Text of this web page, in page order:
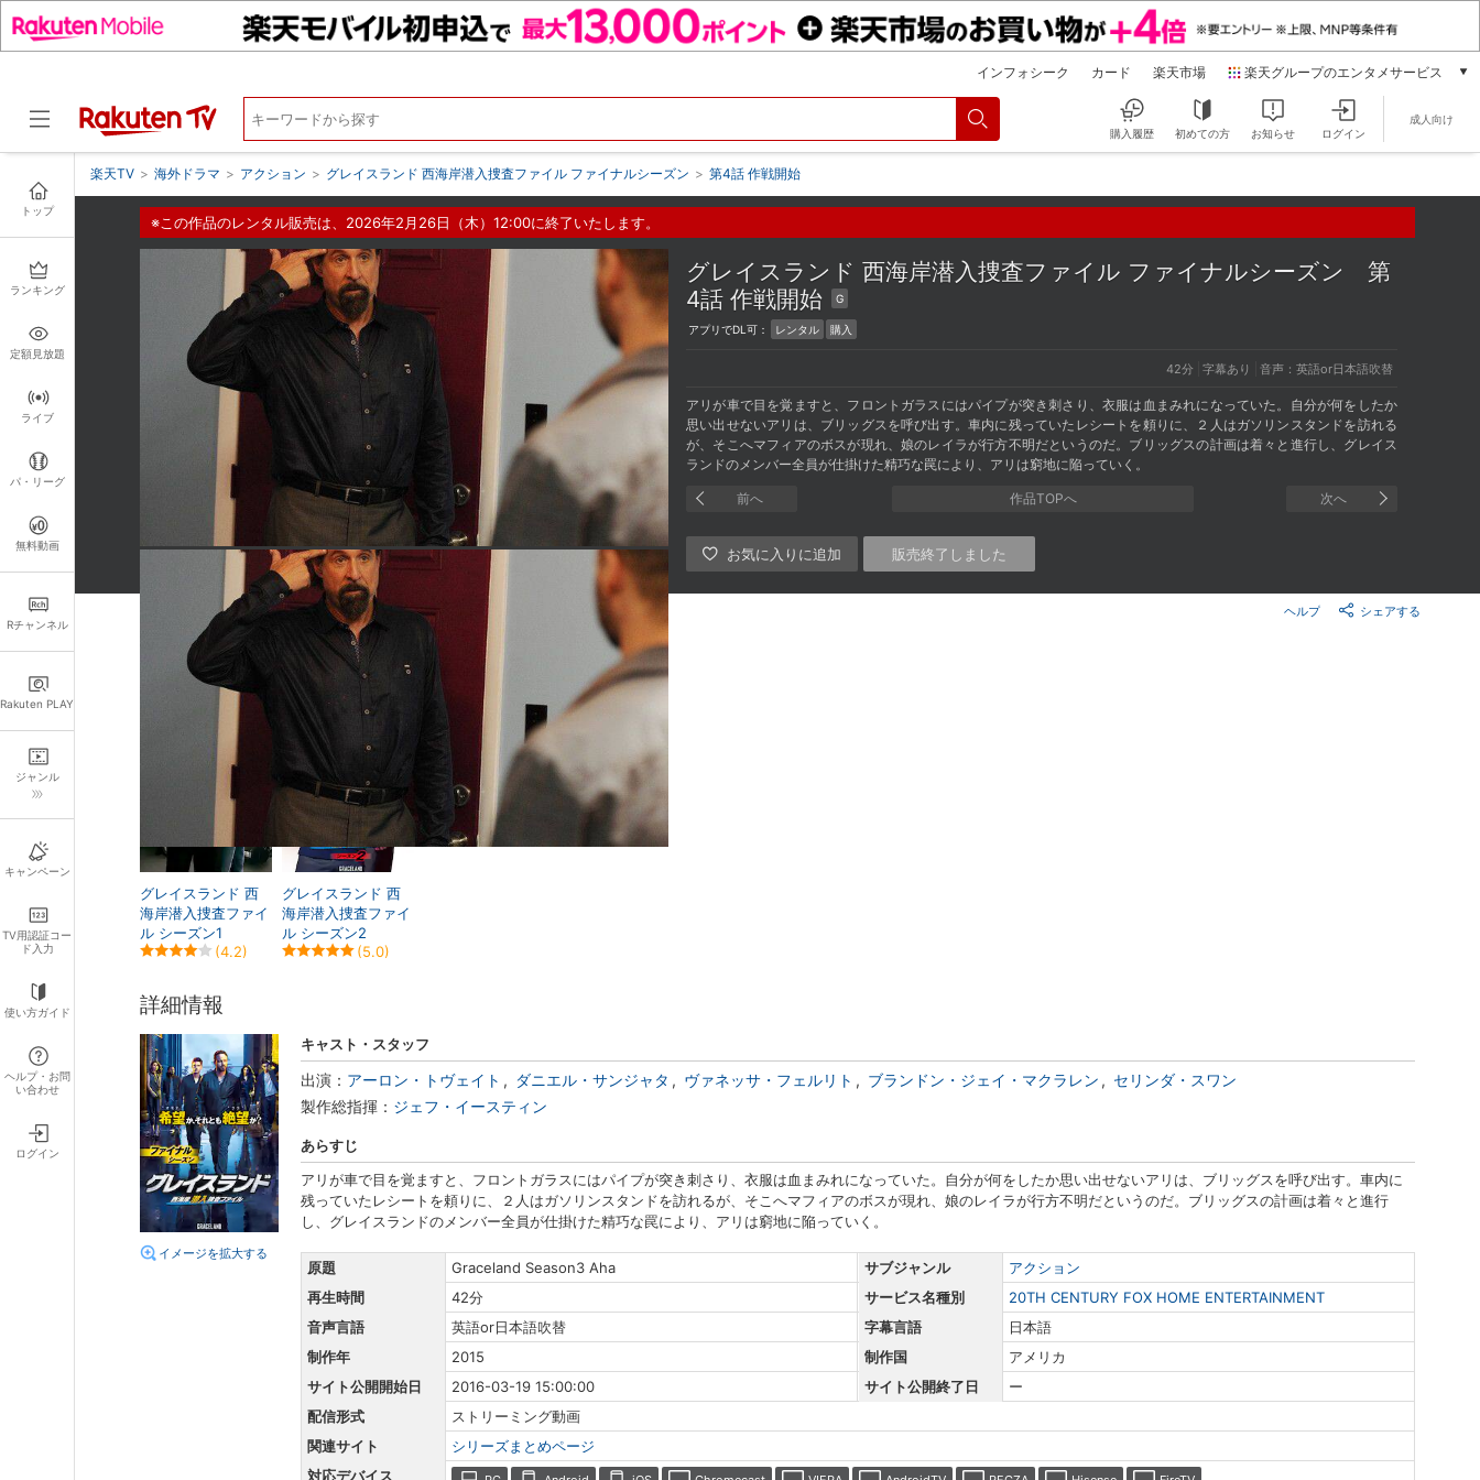
インフォシーク カード 楽天市場 楽天グループのエンタメサービス
本/ゲーム/CD/DVD
電子書籍
雑誌読み放題
楽天マガジン
動画配信
動画配信ガイド
無料テレビ
Rチャンネル
楽天チケット
購入履歴 初めての方 お知らせ ログイン
成人向け
トップ
ランキング
定額見放題
ライブ
パ・リーグ
無料動画
Rチャンネル
Rakuten PLAY
ジャンル
キャンペーン
TV用認証コー
ド入力
使い方ガイド
ヘルプ・お問
い合わせ
ログイン
楽天TV > 海外ドラマ > アクション > グレイスランド 西海岸潜入捜査ファイル ファイナルシーズン > 第4話 作戦開始
※この作品のレンタル販売は、2026年2月26日（木）12:00に終了いたします。
グレイスランド 西海岸潜入捜査ファイル ファイナルシーズン 第
4話 作戦開始
G
アプリでDL可： レンタル 購入
42分 字幕あり 音声：英語or日本語吹替
アリが車で目を覚ますと、フロントガラスにはパイプが突き刺さり、衣服は血まみれになっていた。自分が何をしたか
思い出せないアリは、ブリッグスを呼び出す。車内に残っていたレシートを頼りに、２人はガソリンスタンドを訪れる
が、そこへマフィアのボスが現れ、娘のレイラが行方不明だというのだ。ブリッグスの計画は着々と進行し、グレイス
ランドのメンバー全員が仕掛けた精巧な罠により、アリは窮地に陥っていく。
前へ 作品TOPへ 次へ
販売終了しました
シェアする
ヘルプ
関連作品
グレイスランド 西
海岸潜入捜査ファイ
ル シーズン1
(4.2)
グレイスランド 西
海岸潜入捜査ファイ
ル シーズン2
(5.0)
詳細情報
イメージを拡大する
キャスト・スタッフ
出演： アーロン・トヴェイト ダニエル・サンジャタ ヴァネッサ・フェルリト ブランドン・ジェイ・マクラレン
セリンダ・スワン
製作総指揮： ジェフ・イースティン
あらすじ
アリが車で目を覚ますと、フロントガラスにはパイプが突き刺さり、衣服は血まみれになっていた。自分が何をしたか思い出せないアリは、ブリッグスを呼び出す。車内に
残っていたレシートを頼りに、２人はガソリンスタンドを訪れるが、そこへマフィアのボスが現れ、娘のレイラが行方不明だというのだ。ブリッグスの計画は着々と進行
し、グレイスランドのメンバー全員が仕掛けた精巧な罠により、アリは窮地に陥っていく。
原題 Graceland Season3 Aha サブジャンル
アクション
再生時間
42分 サービス名種別
20TH CENTURY FOX HOME ENTERTAINMENT
音声言語
英語or日本語吹替 字幕言語
日本語
制作年
2015 制作国
アメリカ
サイト公開開始日
2016-03-19 15:00:00 サイト公開終了日
ー
配信形式
ストリーミング動画
関連サイト
シリーズまとめページ
対応デバイス